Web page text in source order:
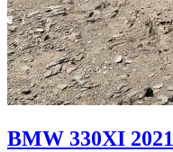
BMW 330XI 2021